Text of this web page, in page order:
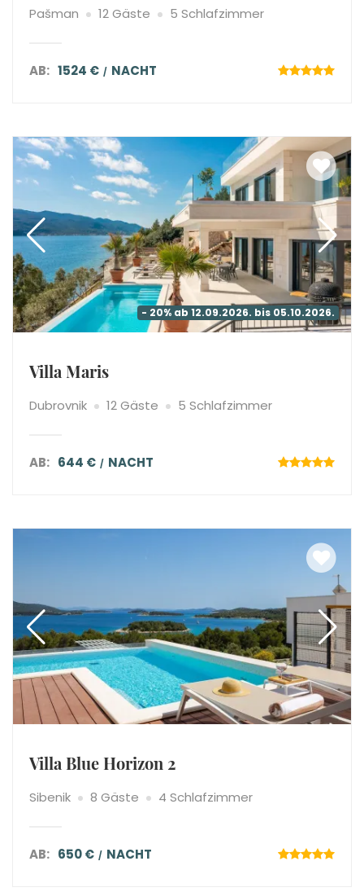
Pašman 12 Gäste 5 Schlafzimmer
AB: 1524 € NACHT
- 20% ab 12.09.2026. bis 05.10.2026.
Villa Maris
Dubrovnik 12 Gäste 5 Schlafzimmer
AB: 644 € NACHT
Villa Blue Horizon 2
Sibenik 8 Gäste 4 Schlafzimmer
AB: 650 € NACHT